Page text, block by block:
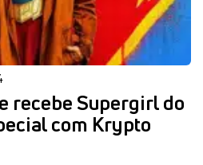
recebe Supergirl do
com Krypto